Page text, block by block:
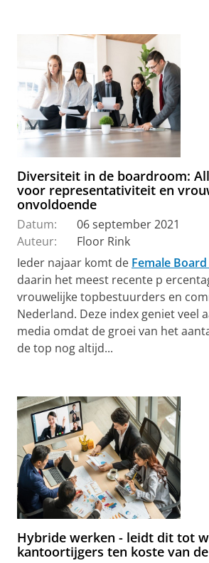
Diversiteit in de boardroom:
voor representativiteit en
onvoldoende
Datum:
06 september 2021
Auteur:
Floor Rink
Ieder najaar komt de Female
daarin het meest recente p
vrouwelijke topbestuurders en
Nederland. Deze index geniet veel
media omdat de groei van het
de top nog altijd...
Hybride werken - leidt dit tot
kantoortijgers ten koste van